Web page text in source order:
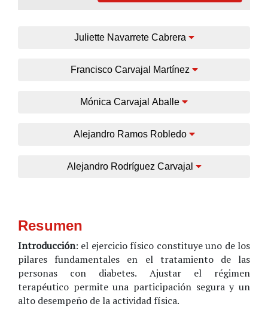
Juliette Navarrete Cabrera
Francisco Carvajal Martínez
Mónica Carvajal Aballe
Alejandro Ramos Robledo
Alejandro Rodríguez Carvajal
Resumen
Introducción: el ejercicio físico constituye uno de los
pilares fundamentales en el tratamiento de las
personas con diabetes. Ajustar el régimen
terapéutico permite una participación segura y un
alto desempeño de la actividad física.